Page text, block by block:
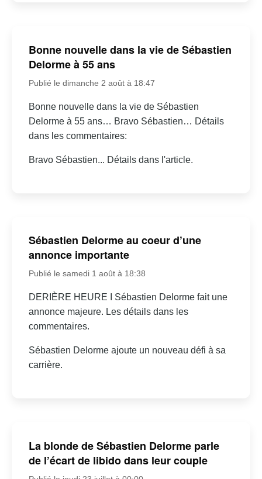
Bonne nouvelle dans la vie de Sébastien
Delorme à 55 ans
Publié le dimanche 2 août à 18:47
Bonne nouvelle dans la vie de Sébastien
Delorme à 55 ans… Bravo Sébastien… Détails
dans les commentaires:
Bravo Sébastien... Détails dans l'article.
Sébastien Delorme au coeur d’une
annonce importante
Publié le samedi 1 août à 18:38
DERIÈRE HEURE I Sébastien Delorme fait une
annonce majeure. Les détails dans les
commentaires.
Sébastien Delorme ajoute un nouveau défi à sa
carrière.
La blonde de Sébastien Delorme parle
de l’écart de libido dans leur couple